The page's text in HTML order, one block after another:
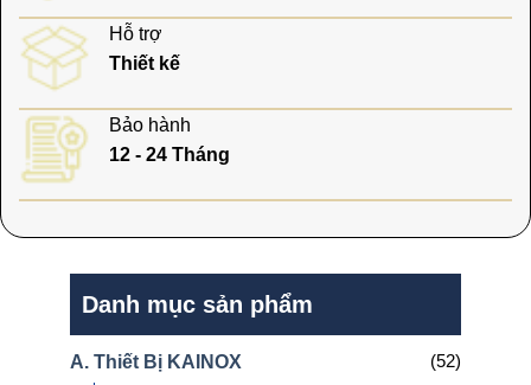
Hỗ trợ
Thiết kế
Bảo hành
12 - 24 Tháng
Danh mục sản phẩm
A. Thiết Bị KAINOX
(52)